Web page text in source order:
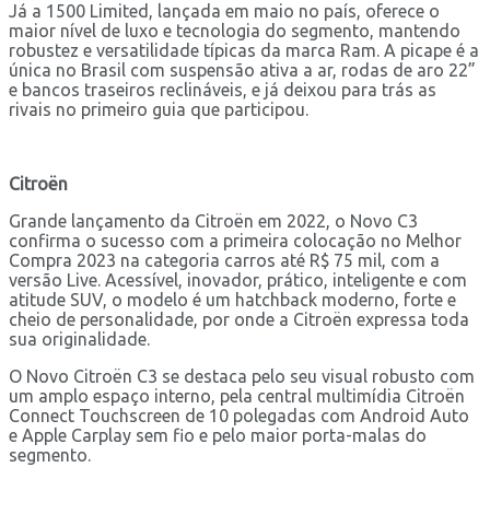
Já a 1500 Limited, lançada em maio no país, oferece o
maior nível de luxo e tecnologia do segmento, mantendo
robustez e versatilidade típicas da marca Ram. A picape é a
única no Brasil com suspensão ativa a ar, rodas de aro 22”
e bancos traseiros reclináveis, e já deixou para trás as
rivais no primeiro guia que participou.
Citroën
Grande lançamento da Citroën em 2022, o Novo C3
confirma o sucesso com a primeira colocação no Melhor
Compra 2023 na categoria carros até R$ 75 mil, com a
versão Live. Acessível, inovador, prático, inteligente e com
atitude SUV, o modelo é um hatchback moderno, forte e
cheio de personalidade, por onde a Citroën expressa toda
sua originalidade.
O Novo Citroën C3 se destaca pelo seu visual robusto com
um amplo espaço interno, pela central multimídia Citroën
Connect Touchscreen de 10 polegadas com Android Auto
e Apple Carplay sem fio e pelo maior porta-malas do
segmento.